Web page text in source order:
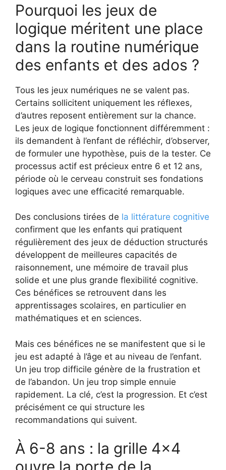
Pourquoi les jeux de
logique méritent une place
dans la routine numérique
des enfants et des ados ?
Tous les jeux numériques ne se valent pas.
Certains sollicitent uniquement les réflexes,
d’autres reposent entièrement sur la chance.
Les jeux de logique fonctionnent différemment :
ils demandent à l’enfant de réfléchir, d’observer,
de formuler une hypothèse, puis de la tester. Ce
processus actif est précieux entre 6 et 12 ans,
période où le cerveau construit ses fondations
logiques avec une efficacité remarquable.
Des conclusions tirées de la littérature cognitive
confirment que les enfants qui pratiquent
régulièrement des jeux de déduction structurés
développent de meilleures capacités de
raisonnement, une mémoire de travail plus
solide et une plus grande flexibilité cognitive.
Ces bénéfices se retrouvent dans les
apprentissages scolaires, en particulier en
mathématiques et en sciences.
Mais ces bénéfices ne se manifestent que si le
jeu est adapté à l’âge et au niveau de l’enfant.
Un jeu trop difficile génère de la frustration et
de l’abandon. Un jeu trop simple ennuie
rapidement. La clé, c’est la progression. Et c’est
précisément ce qui structure les
recommandations qui suivent.
À 6-8 ans : la grille 4×4